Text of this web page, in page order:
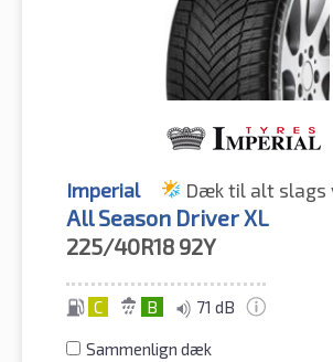
Imperial Dæk til alt slags
All Season Driver XL
225/40R18 92Y
C B 71 dB
Sammenlign dæk